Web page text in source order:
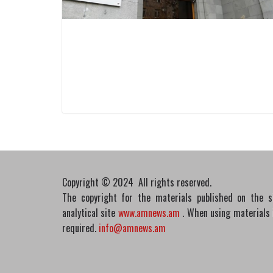
Copyright © 2024 All rights reserved.
The copyright for the materials published on the
analytical site www.amnews.am . When using
required. info@amnews.am